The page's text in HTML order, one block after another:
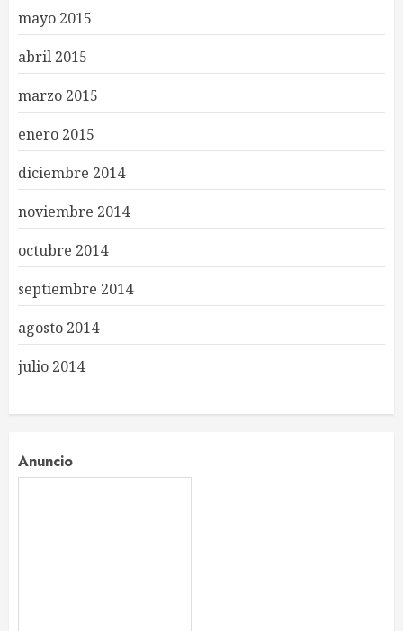
mayo 2015
abril 2015
marzo 2015
enero 2015
diciembre 2014
noviembre 2014
octubre 2014
septiembre 2014
agosto 2014
julio 2014
Anuncio